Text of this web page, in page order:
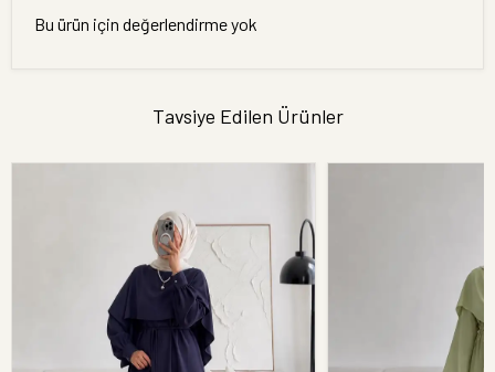
Bu ürün için değerlendirme yok
Tavsiye Edilen Ürünler